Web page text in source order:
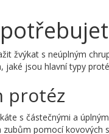
žvýkat s neúplným
jsou hlavní typy
protéz
s částečnými a
pomocí kovových